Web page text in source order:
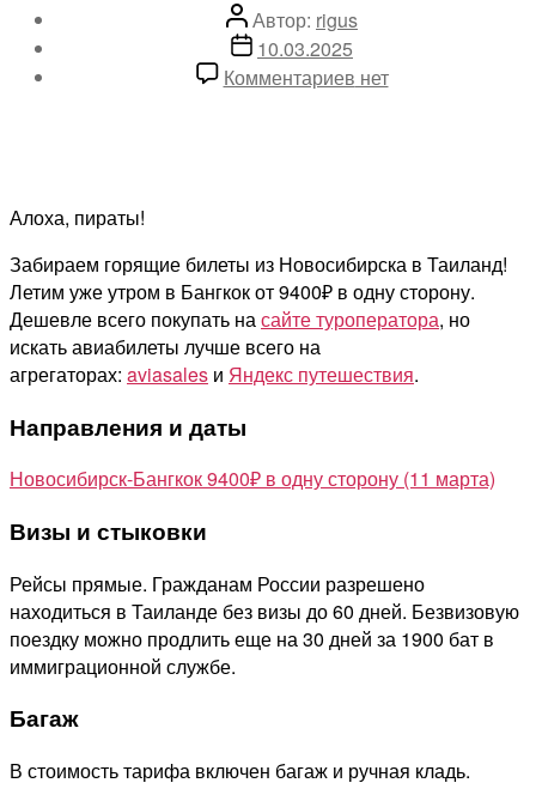
Автор
записи
Автор: rigus
Дата
записи
10.03.2025
Комментариевк
Таиланд
от
9400₽
одну
нет
Алоха, пираты!
Забираем горящие билеты из Новосибирска в Таиланд!
Летим уже утром в Бангкок от 9400₽ в одну сторону.
Дешевле всего покупать насайте туроператора, но
искать авиабилеты лучше всего на
агрегаторах: aviasales и Яндекс путешествия.
Направления и даты
Новосибирск-Бангкок 9400₽ в одну сторону (11 марта)
Визы и стыковки
Рейсы прямые. Гражданам России разрешено
находиться в Таиланде без визы до 60 дней. Безвизовую
поездку можно продлить еще на 30 дней за 1900 бат в
иммиграционной службе.
Багаж
В стоимость тарифа включен багаж и ручная кладь.